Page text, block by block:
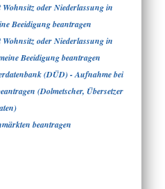
oder Niederlassung in
Beeidigung beantragen
oder Niederlassung in
Beeidigung beantragen
(DÜD) - Aufnahme bei
(Dolmetscher, Übersetzer
beantragen